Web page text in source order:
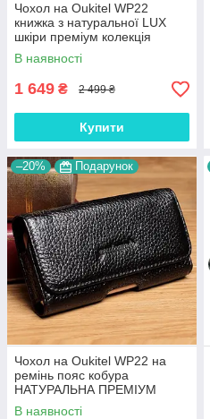
Чохол на Oukitel WP22
книжка з натуральної LUX
шкіри преміум колекція
"SIGNATURE"
В наявності
1 649 ₴ 2 499 ₴
Купити
–20% Подарунок
Чохол на Oukitel WP22 на
ремінь пояс кобура
НАТУРАЛЬНА ПРЕМІУМ
ШКІРА "FLOTAR"
В наявності